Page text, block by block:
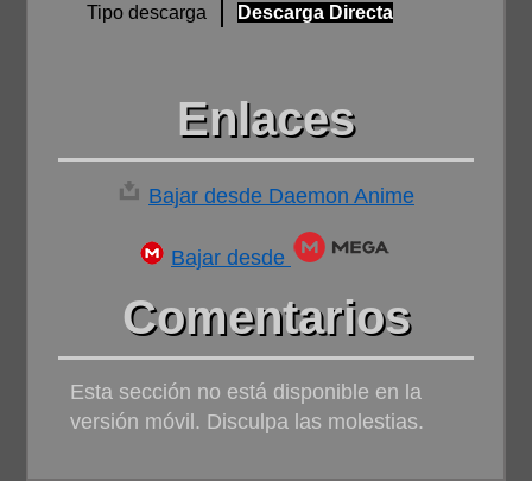
Tipo descarga
Descarga Directa
Enlaces
Bajar desde Daemon Anime
Bajar desde
Comentarios
Esta sección no está disponible en la
versión móvil. Disculpa las molestias.